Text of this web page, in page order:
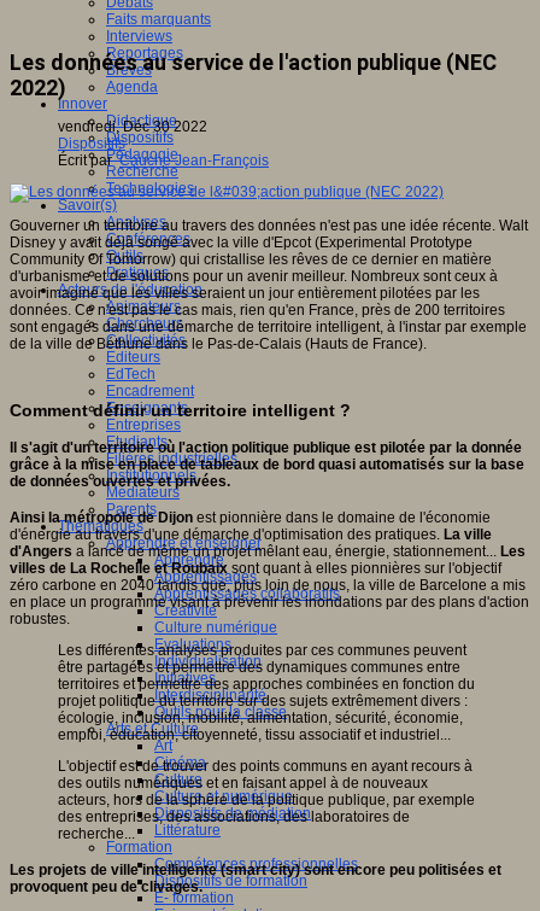
Faits marquants
Interviews
Reportages
Brèves
Agenda
Innover
Didactique
Dispositifs
Pédagogie
Recherche
Technologies
Savoir(s)
Analyses
Conférences
Outils
Pratiques
Acteurs de l'éducation
Animateurs
Chercheurs
Collectivités
Editeurs
EdTech
Encadrement
Enseignants
Entreprises
Etudiants
Filières industrielles
Institutionnels
Médiateurs
Parents
Thématiques
Apprendre et enseigner
Apprendre
Apprentissages
Apprentissages collaboratifs
Créativité
Culture numérique
Evaluations
Individualisation
Initiatives
Interdisciplinarité
Outils pour la classe
Arts et Culture
Art
Cinéma
Culture
Culture et numérique
Dispositifs de médiation
Littérature
Formation
Compétences professionnelles
Dispositifs de formation
E- formation
Les données au service de l'action publique (NEC
2022)
vendredi, Déc 30 2022
Dispositifs
Écrit parCauche Jean-François
Gouverner un territoire au travers des données n'est pas une idée récente. Walt
Disney y avait déjà songé avec la ville d'Epcot (Experimental Prototype
Community Of Tomorrow) qui cristallise les rêves de ce dernier en matière
d'urbanisme et de solutions pour un avenir meilleur. Nombreux sont ceux à
avoir imaginé que les villes seraient un jour entièrement pilotées par les
données. Ce n'est pas le cas mais, rien qu'en France, près de 200 territoires
sont engagés dans une démarche de territoire intelligent, à l'instar par exemple
de la ville de Béthune dans le Pas-de-Calais (Hauts de France).
Comment définir un territoire intelligent ?
Il s'agit d'un territoire où l'action politique publique est pilotée par la donnée
grâce à la mise en place de tableaux de bord quasi automatisés sur la base
de données ouvertes et privées.
Ainsi la métropole de Dijon est pionnière dans le domaine de l'économie
d'énergie au travers d'une démarche d'optimisation des pratiques. La ville
d'Angers a lancé de même un projet mêlant eau, énergie, stationnement... Les
villes de La Rochelle et Roubaix sont quant à elles pionnières sur l'objectif
zéro carbone en 2040 tandis que, plus loin de nous, la ville de Barcelone a mis
en place un programme visant à prévenir les inondations par des plans d'action
robustes.
Les différentes analyses produites par ces communes peuvent
être partagées et permettre des dynamiques communes entre
territoires et permettre des approches combinées en fonction du
projet politique du territoire sur des sujets extrêmement divers :
écologie, inclusion, mobilité, alimentation, sécurité, économie,
emploi, éducation, citoyenneté, tissu associatif et industriel...
L'objectif est de trouver des points communs en ayant recours à
des outils numériques et en faisant appel à de nouveaux
acteurs, hors de la sphère de la politique publique, par exemple
des entreprises, des associations, des laboratoires de
recherche...
Les projets de ville intelligente (smart city) sont encore peu politisées et
provoquent peu de clivages.